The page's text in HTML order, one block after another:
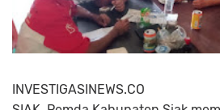
INVESTIGASINEWS.CO